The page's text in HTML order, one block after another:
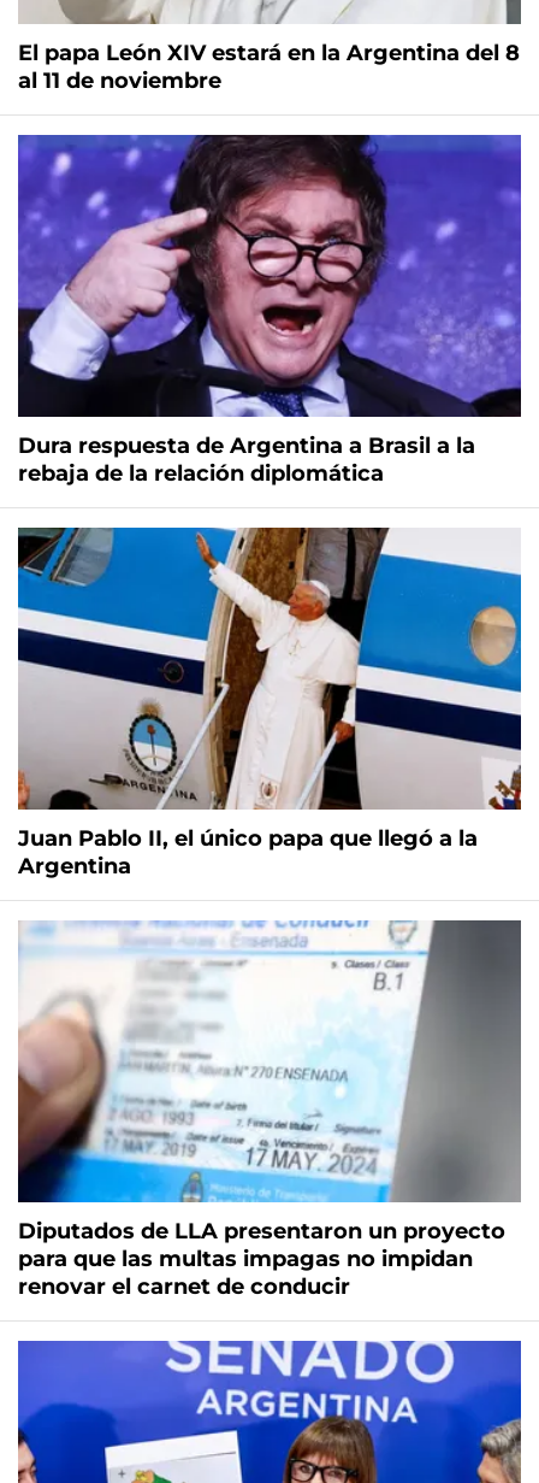
El papa León XIV estará en la Argentina del 8
al 11 de noviembre
Dura respuesta de Argentina a Brasil a la
rebaja de la relación diplomática
Juan Pablo II, el único papa que llegó a la
Argentina
Diputados de LLA presentaron un proyecto
para que las multas impagas no impidan
renovar el carnet de conducir